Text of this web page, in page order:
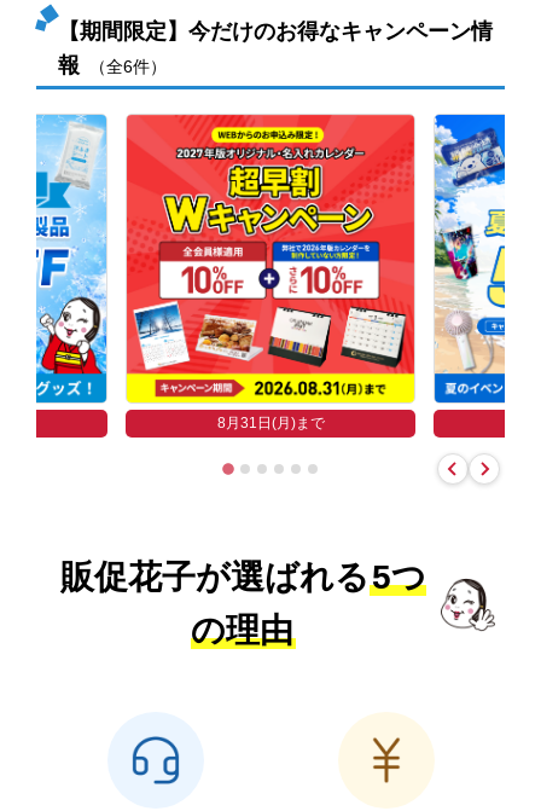
【期間限定】今だけのお得なキャンペーン情
報
（全6件）
8月31日(月)まで
販促花子が選ばれる5つ
の理由